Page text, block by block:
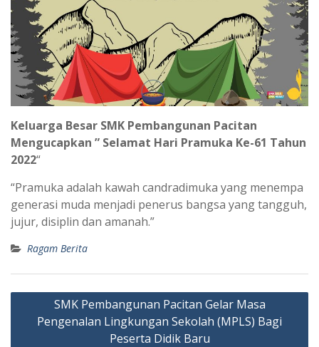
Keluarga Besar SMK Pembangunan Pacitan
Mengucapkan ” Selamat Hari Pramuka Ke-61 Tahun
2022“
“Pramuka adalah kawah candradimuka yang menempa
generasi muda menjadi penerus bangsa yang tangguh,
jujur, disiplin dan amanah.”
Ragam Berita
SMK Pembangunan Pacitan Gelar Masa
Pengenalan Lingkungan Sekolah (MPLS) Bagi
Peserta Didik Baru